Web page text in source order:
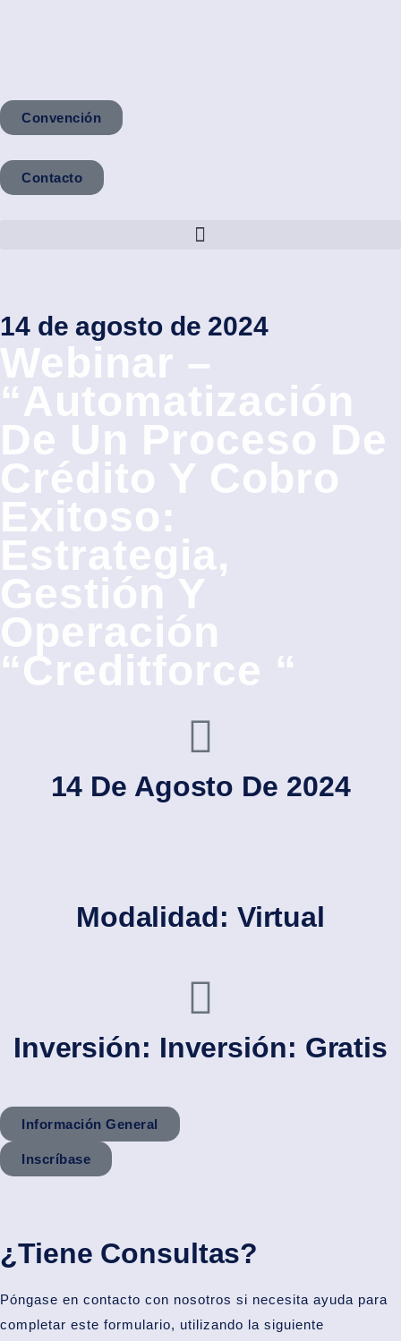
Convención
Contacto
14 de agosto de 2024
Webinar –
“Automatización
De Un Proceso De
Crédito Y Cobro
Exitoso:
Estrategia,
Gestión Y
Operación
“Creditforce “
14 De Agosto De 2024
Modalidad: Virtual
Inversión: Inversión: Gratis
Información General
Inscríbase
¿Tiene Consultas?
Póngase en contacto con nosotros si necesita ayuda para
completar este formulario, utilizando la siguiente